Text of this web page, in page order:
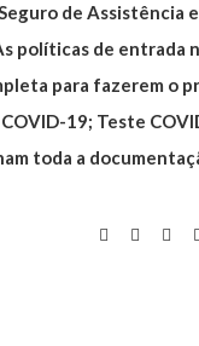
de Assistência
políticas de entrada
para fazerem o
19; Teste
toda a